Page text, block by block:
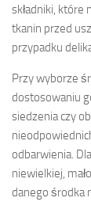
składniki, które
tkanin przed
przypadku
Przy wyborze
dostosowaniu
siedzenia czy
odbarwienia.
niewielkiej,
danego środka